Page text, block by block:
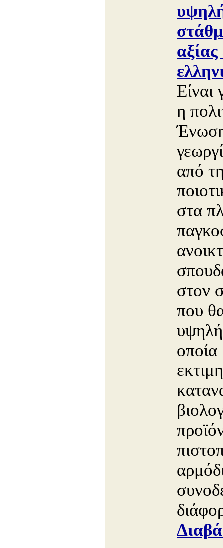
αξίας
Είναι
η
από
στα
στον
που
οποία